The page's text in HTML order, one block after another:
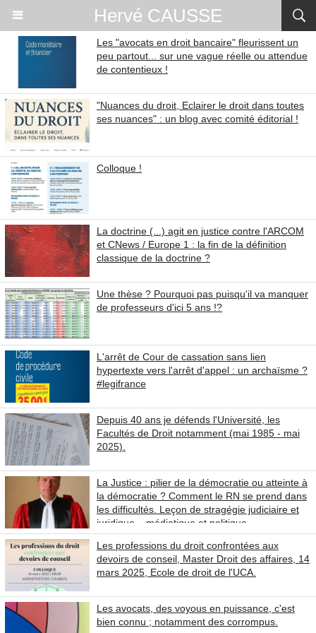
Hervé CAUSSE
Les "avocats en droit bancaire" fleurissent un
peu partout... sur une vague réelle ou attendue
de contentieux !
"Nuances du droit, Eclairer le droit dans toutes
ses nuances" : un blog avec comité éditorial !
Colloque !
La doctrine (...) agit en justice contre l'ARCOM
et CNews / Europe 1 : la fin de la définition
classique de la doctrine ?
Une thèse ? Pourquoi pas puisqu'il va manquer
de professeurs d'ici 5 ans !?
L'arrêt de Cour de cassation sans lien
hypertexte vers l'arrêt d'appel : un archaïsme ?
#legifrance
Depuis 40 ans je défends l'Université, les
Facultés de Droit notamment (mai 1985 - mai
2025).
La Justice : pilier de la démocratie ou atteinte à
la démocratie ? Comment le RN se prend dans
les difficultés. Leçon de stragégie judiciaire et
juridique... médiatique et politique.
Les professions du droit confrontées aux
devoirs de conseil, Master Droit des affaires, 14
mars 2025, Ecole de droit de l'UCA.
Les avocats, des voyous en puissance, c'est
bien connu ; notamment des corrompus.